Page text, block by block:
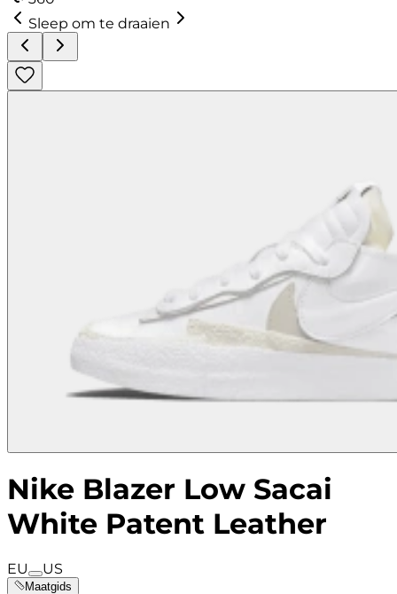
Sleep om te draaien
Nike Blazer Low Sacai
White Patent Leather
EU US
Maatgids